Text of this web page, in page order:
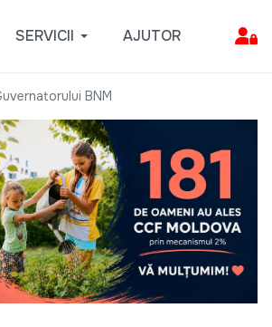
SERVICII AJUTOR
BNM